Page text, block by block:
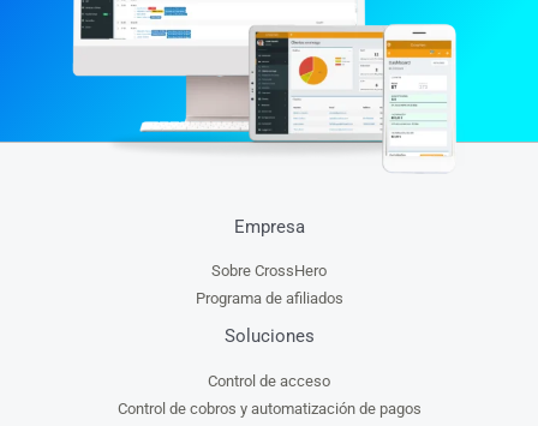
Empresa
Sobre CrossHero
Programa de afiliados
Soluciones
Control de acceso
Control de cobros y automatización de pagos